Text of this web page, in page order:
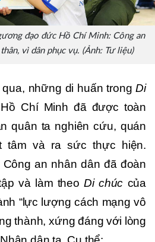
đạo đức Hồ Chí Minh: Công an
vì dân phục vụ. (Ảnh: Tư liệu)
những di huấn trongDi
Chí Minh đã được toàn
quân ta nghiên cứu, quán
tâm và ra sức thực hiện.
an nhân dân đã đoàn
và làm theoDi chúc của
“lực lượng cách mạng vô
thành, xứng đáng với lòng